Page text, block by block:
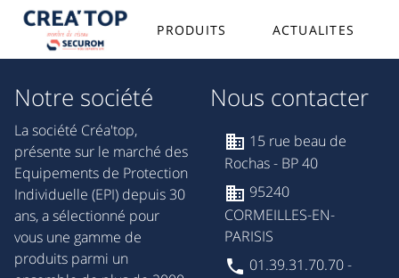
PRODUITS ACTUALITES
Notre société
La société Créa'top,
présente sur le marché des
Equipements de Protection
Individuelle (EPI) depuis 30
ans, a sélectionné pour
vous une gamme de
produits parmi un
Nous contacter
15 rue beau de
Rochas - BP 40
95240
CORMEILLES-EN-
PARISIS
01.39.31.70.70 -